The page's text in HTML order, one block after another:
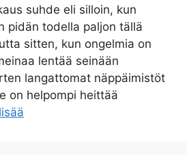
suhde eli silloin, kun
pidän todella paljon tällä
sitten, kun ongelmia on
lentää seinään
langattomat näppäimistöt
on helpompi heittää